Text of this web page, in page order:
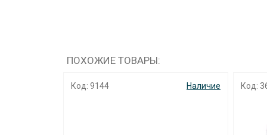
ПОХОЖИЕ ТОВАРЫ:
Код: 3695 Наличие Код: